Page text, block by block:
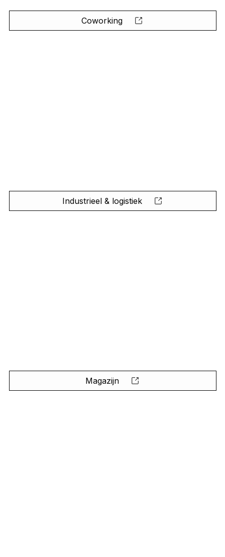
Coworking
Industrieel & logistiek
Magazijn